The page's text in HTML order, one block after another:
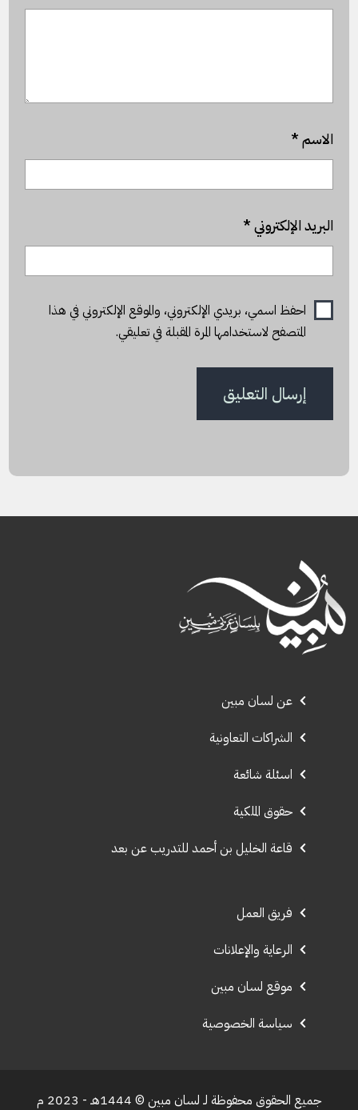
الاسم*
البريد الإلكتروني*
احفظ اسمي، بريدي الإلكتروني، والموقع الإلكتروني في هذا
المتصفح لاستخدامها المرة المقبلة في تعليقي.
عن لسان مبين
الشراكات التعاونية
اسئلة شائعة
حقوق الملكية
قاعة الخليل بن أحمد للتدريب عن بعد
فريق العمل
الرعاية والإعلانات
موقع لسان مبين
سياسة الخصوصية
جميع الحقوق محفوظة لـ لسان مبين © 1444هـ - 2023 م